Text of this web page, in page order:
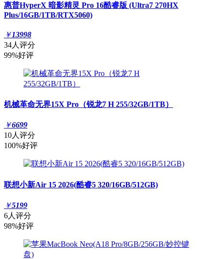
惠普HyperX 暗影精灵 Pro 16酷睿版 (Ultra7 270HX
Plus/16GB/1TB/RTX5060)
￥13998
34人评分
99%好评
机械革命无界15X Pro（锐龙7 H 255/32GB/1TB）
￥6699
10人评分
100%好评
联想小新Air 15 2026(酷睿5 320/16GB/512GB)
￥5199
6人评分
98%好评